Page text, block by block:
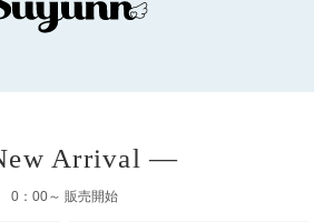
Arrival ―
0：00～ 販売開始